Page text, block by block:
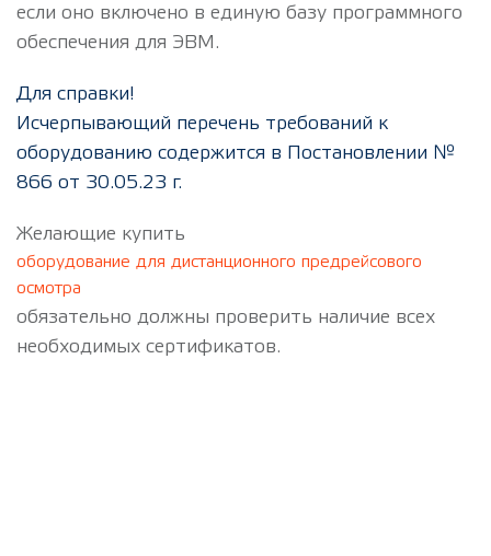
если оно включено в единую базу программного
обеспечения для ЭВМ.
Для справки!
Исчерпывающий перечень требований к
оборудованию содержится в Постановлении №
866 от 30.05.23 г.
Желающие купить
оборудование для дистанционного предрейсового
осмотра
обязательно должны проверить наличие всех
необходимых сертификатов.